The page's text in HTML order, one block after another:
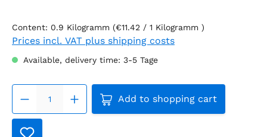
Content: 0.9 Kilogramm (€11.42 / 1 Kilogramm )
Prices incl. VAT plus shipping costs
Available, delivery time: 3-5 Tage
Product Quantity: Enter
Add to shopping cart